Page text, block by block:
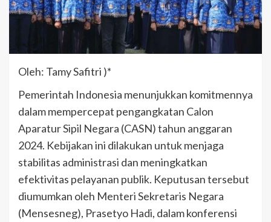
Oleh: Tamy Safitri )*
Pemerintah Indonesia menunjukkan komitmennya
dalam mempercepat pengangkatan Calon
Aparatur Sipil Negara (CASN) tahun anggaran
2024. Kebijakan ini dilakukan untuk menjaga
stabilitas administrasi dan meningkatkan
efektivitas pelayanan publik. Keputusan tersebut
diumumkan oleh Menteri Sekretaris Negara
(Mensesneg), Prasetyo Hadi, dalam konferensi